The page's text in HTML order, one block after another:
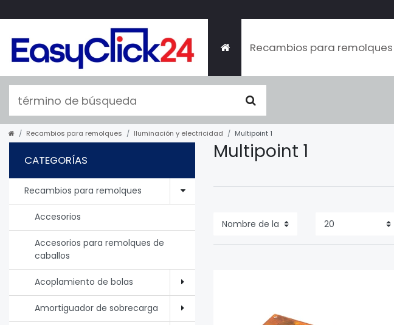
Recambios para remolques
Recambios para remolques Iluminación y electricidad Multipoint 1
CATEGORÍAS
Recambios para remolques
Accesorios
Accesorios para remolques de
caballos
Acoplamiento de bolas
Amortiguador de sobrecarga
Multipoint 1